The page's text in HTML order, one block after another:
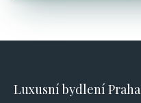
Luxusní bydlení Praha